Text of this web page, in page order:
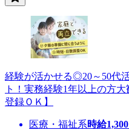
経験が活かせる◎20～50代
ト！実務経験1年以上の方
登録ＯＫ】
医療・福祉系時給1,300